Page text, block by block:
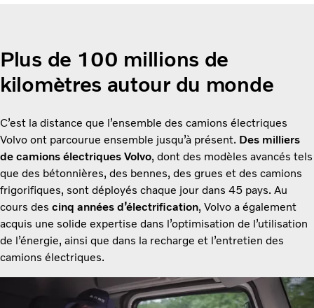
Plus de 100 millions de
kilomètres autour du monde
C’est la distance que l’ensemble des camions électriques
Volvo ont parcourue ensemble jusqu’à présent. Des milliers
de camions électriques Volvo, dont des modèles avancés tels
que des bétonnières, des bennes, des grues et des camions
frigorifiques, sont déployés chaque jour dans 45 pays. Au
cours des cinq années d’électrification, Volvo a également
acquis une solide expertise dans l’optimisation de l’utilisation
de l’énergie, ainsi que dans la recharge et l’entretien des
camions électriques.